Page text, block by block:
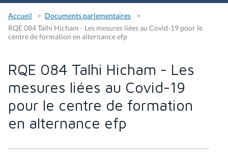
Accueil
Documents parlementaires
RQE 084 Talhi Hicham - Les mesures liées au Covid-19 pour le
centre de formation en alternance efp
RQE 084 Talhi Hicham - Les
mesures liées au Covid-19
pour le centre de formation
en alternance efp